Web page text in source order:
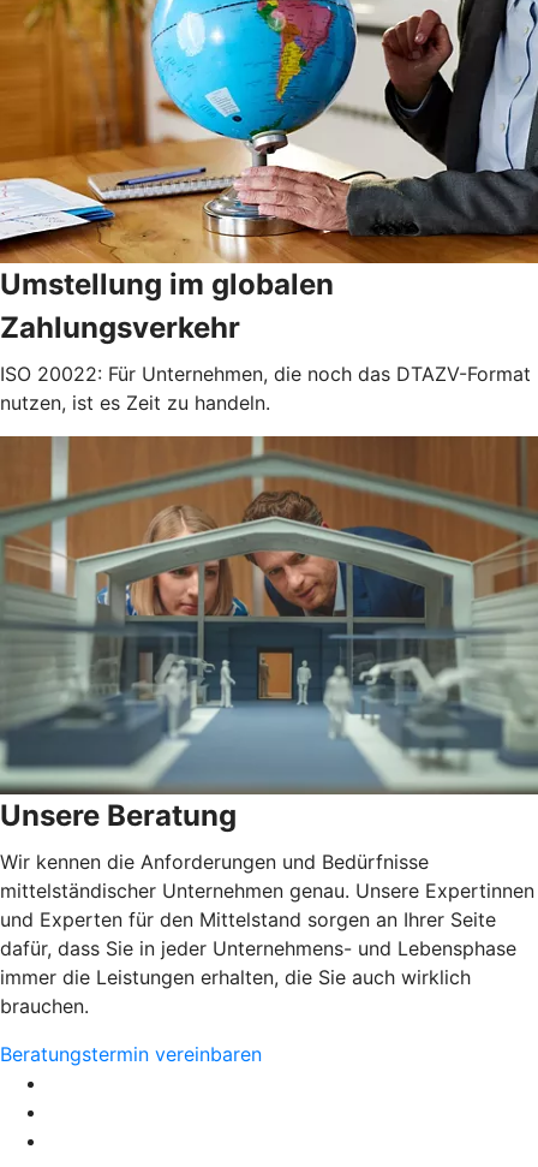
Umstellung im globalen
Zahlungsverkehr
ISO 20022: Für Unternehmen, die noch das DTAZV-Format
nutzen, ist es Zeit zu handeln.
Unsere Beratung
Wir kennen die Anforderungen und Bedürfnisse
mittelständischer Unternehmen genau. Unsere Expertinnen
und Experten für den Mittelstand sorgen an Ihrer Seite
dafür, dass Sie in jeder Unternehmens- und Lebensphase
immer die Leistungen erhalten, die Sie auch wirklich
brauchen.
Beratungstermin vereinbaren